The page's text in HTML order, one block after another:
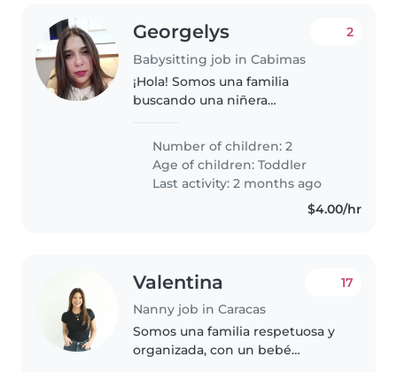
Georgelys
Babysitting job in Cabimas
2
¡Hola! Somos una familia
buscando una niñera
edad de preescolar. Nuestros
pequeños son inteligentes,
juguetones y muy energéticos...
Number of children: 2
Age of children:Toddler
Last activity: 2 months ago
$4.00/hr
Valentina
Nanny job in Caracas
17
Somos una familia respetuosa y
organizada, con un bebé